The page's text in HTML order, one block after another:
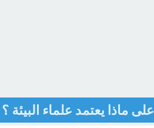
على ماذا يعتمد علماء